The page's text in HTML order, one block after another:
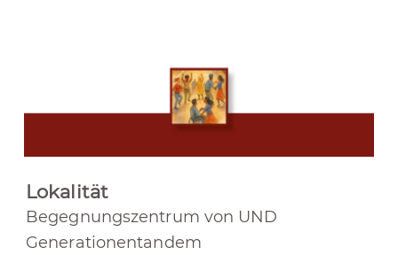
Lokalität
Begegnungszentrum von UND
Generationentandem